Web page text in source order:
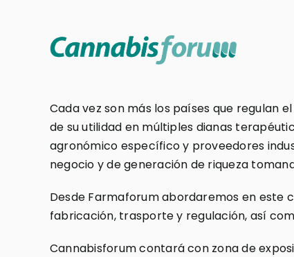
Cada vez son más los países que regulan
de su utilidad en múltiples dianas
agronómico específico y proveedores
negocio y de generación de riqueza
Desde Farmaforum abordaremos en este
fabricación, trasporte y regulación, así
Cannabisforum contará con zona de